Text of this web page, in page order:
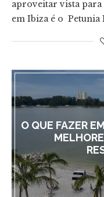
aproveitar vista para
em Ibiza é o Petunia
O QUE FAZER